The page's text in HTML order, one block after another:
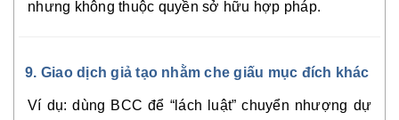
nhưng không thuộc quyền sở hữu hợp pháp.
9. Giao dịch giả tạo nhằm che giấu mục đích khác
Ví dụ: dùng BCC để “lách luật” chuyển nhượng dự